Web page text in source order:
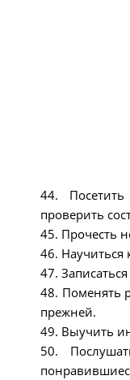
44.
проверить
45. Прочесть
46. Научиться
47.
48. Поменять
прежней.
49. Выучить
50.